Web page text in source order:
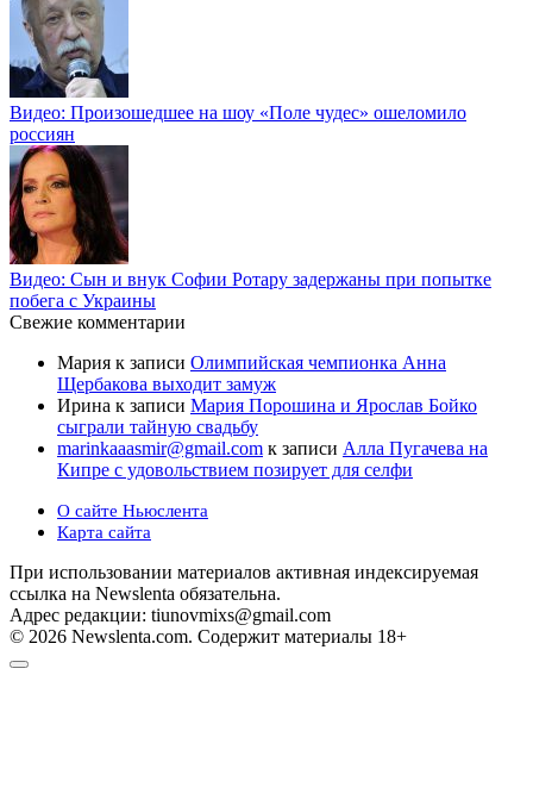
Видео: Произошедшее на шоу «Поле чудес» ошеломило
россиян
Видео: Сын и внук Софии Ротару задержаны при попытке
побега с Украины
Свежие комментарии
Мария к записи Олимпийская чемпионка Анна
Щербакова выходит замуж
Ирина к записи Мария Порошина и Ярослав Бойко
сыграли тайную свадьбу
marinkaaasmir@gmail.com к записи Алла Пугачева на
Кипре с удовольствием позирует для селфи
О сайте Ньюслента
Карта сайта
При использовании материалов активная индексируемая
ссылка на Newslenta обязательна.
Адрес редакции: tiunovmixs@gmail.com
© 2026 Newslenta.com. Содержит материалы 18+